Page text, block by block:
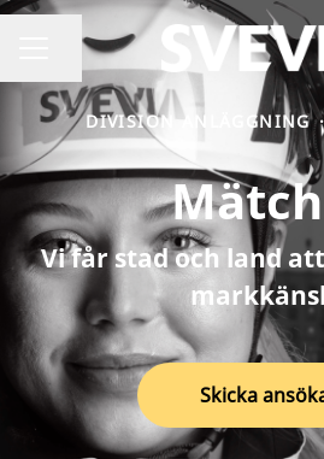
Karriärmeny
Dela sidan
DIVISION ANLÄGGNING
Vi får stad och land
Skicka